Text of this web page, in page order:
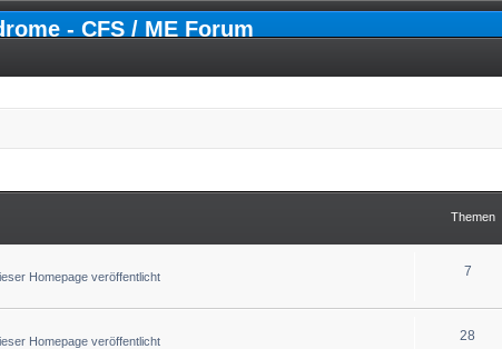
- CFS / ME Forum
Themen
Homepage veröffentlicht 7
Homepage veröffentlicht 28